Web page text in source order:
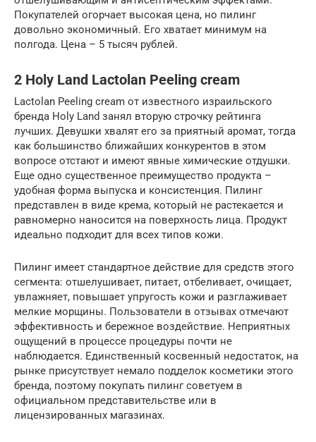
Покупателей огорчает высокая цена, но пилинг
довольно экономичный. Его хватает минимум на
полгода. Цена – 5 тысяч рублей.
2 Holy Land Lactolan Peeling cream
Lactolan Peeling cream от известного израильского
бренда Holy Land занял вторую строчку рейтинга
лучших. Девушки хвалят его за приятный аромат, тогда
как большинство ближайших конкурентов в этом
вопросе отстают и имеют явные химические отдушки.
Еще одно существенное преимущество продукта –
удобная форма выпуска и консистенция. Пилинг
представлен в виде крема, который не растекается и
равномерно наносится на поверхность лица. Продукт
идеально подходит для всех типов кожи.
Пилинг имеет стандартное действие для средств этого
сегмента: отшелушивает, питает, отбеливает, очищает,
увлажняет, повышает упругость кожи и разглаживает
мелкие морщины. Пользователи в отзывах отмечают
эффективность и бережное воздействие. Неприятных
ощущений в процессе процедуры почти не
наблюдается. Единственный косвенный недостаток, на
рынке присутствует немало подделок косметики этого
бренда, поэтому покупать пилинг советуем в
официальном представительстве или в
лицензированных магазинах.